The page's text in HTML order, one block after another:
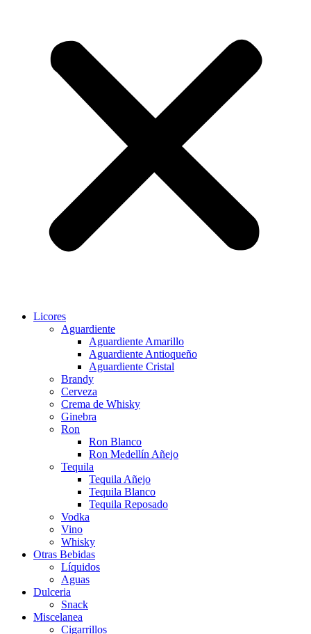
Licores
Aguardiente
Aguardiente Amarillo
Aguardiente Antioqueño
Aguardiente Cristal
Brandy
Cerveza
Crema de Whisky
Ginebra
Ron
Ron Blanco
Ron Medellín Añejo
Tequila
Tequila Añejo
Tequila Blanco
Tequila Reposado
Vodka
Vino
Whisky
Otras Bebidas
Líquidos
Aguas
Dulceria
Snack
Miscelanea
Cigarrillos